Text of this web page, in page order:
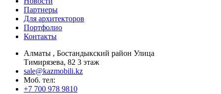
Партнеры
Для архитекторов
Портфолио
Контакты
Алматы , Бостандыкский район Улица
Тимирязева, 82 3 этаж
sale@kazmobili.kz
Moб. тел:
+7 700 978 9810